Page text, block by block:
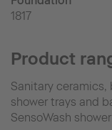
1817
Product
Sanitary ceramics,
shower trays and
SensoWash